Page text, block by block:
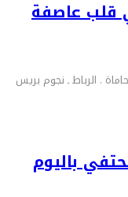
قلب عاصفة
. الرباط ـ نجوم بريس
باليوم